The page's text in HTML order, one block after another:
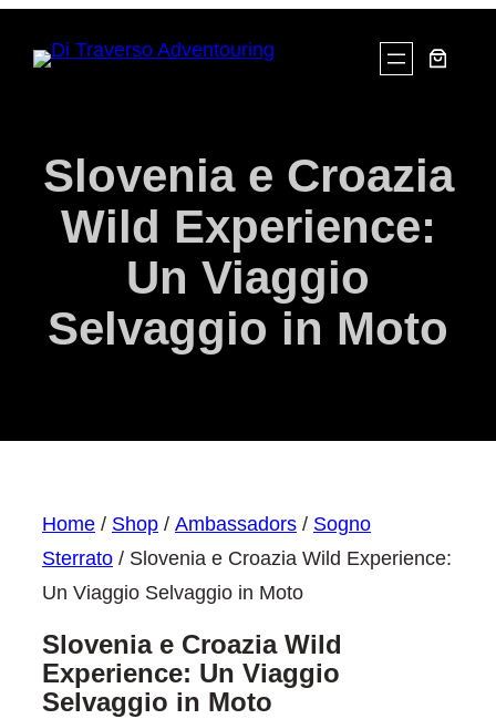
Slovenia e Croazia
Wild Experience:
Un Viaggio
Selvaggio in Moto
Home / Shop / Ambassadors / Sogno
Sterrato / Slovenia e Croazia Wild Experience:
Un Viaggio Selvaggio in Moto
Slovenia e Croazia Wild
Experience: Un Viaggio
Selvaggio in Moto